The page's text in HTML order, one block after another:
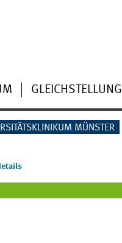
GLEICHSTELLUNG
MÜNSTER